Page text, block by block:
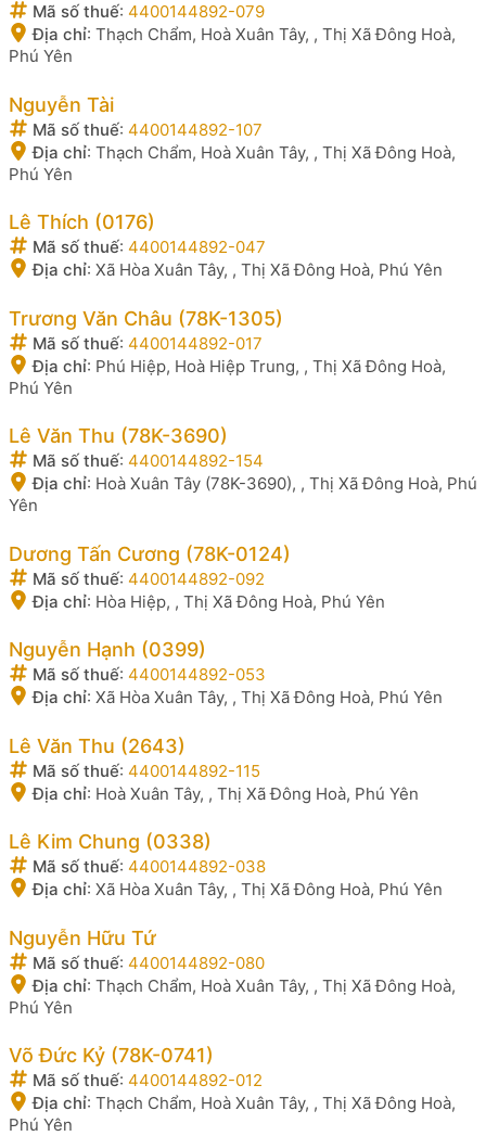
Mã số thuế: 4400144892-079
Địa chỉ: Thạch Chẩm, Hoà Xuân Tây, , Thị Xã Đông Hoà,
Phú Yên
Nguyễn Tài
Mã số thuế: 4400144892-107
Địa chỉ: Thạch Chẩm, Hoà Xuân Tây, , Thị Xã Đông Hoà,
Phú Yên
Lê Thích (0176)
Mã số thuế: 4400144892-047
Địa chỉ: Xã Hòa Xuân Tây, , Thị Xã Đông Hoà, Phú Yên
Trương Văn Châu (78K-1305)
Mã số thuế: 4400144892-017
Địa chỉ: Phú Hiệp, Hoà Hiệp Trung, , Thị Xã Đông Hoà,
Phú Yên
Lê Văn Thu (78K-3690)
Mã số thuế: 4400144892-154
Địa chỉ: Hoà Xuân Tây (78K-3690), , Thị Xã Đông Hoà, Phú
Yên
Dương Tấn Cương (78K-0124)
Mã số thuế: 4400144892-092
Địa chỉ: Hòa Hiệp, , Thị Xã Đông Hoà, Phú Yên
Nguyễn Hạnh (0399)
Mã số thuế: 4400144892-053
Địa chỉ: Xã Hòa Xuân Tây, , Thị Xã Đông Hoà, Phú Yên
Lê Văn Thu (2643)
Mã số thuế: 4400144892-115
Địa chỉ: Hoà Xuân Tây, , Thị Xã Đông Hoà, Phú Yên
Lê Kim Chung (0338)
Mã số thuế: 4400144892-038
Địa chỉ: Xã Hòa Xuân Tây, , Thị Xã Đông Hoà, Phú Yên
Nguyễn Hữu Tứ
Mã số thuế: 4400144892-080
Địa chỉ: Thạch Chẩm, Hoà Xuân Tây, , Thị Xã Đông Hoà,
Phú Yên
Võ Đức Kỷ (78K-0741)
Mã số thuế: 4400144892-012
Địa chỉ: Thạch Chẩm, Hoà Xuân Tây, , Thị Xã Đông Hoà,
Phú Yên